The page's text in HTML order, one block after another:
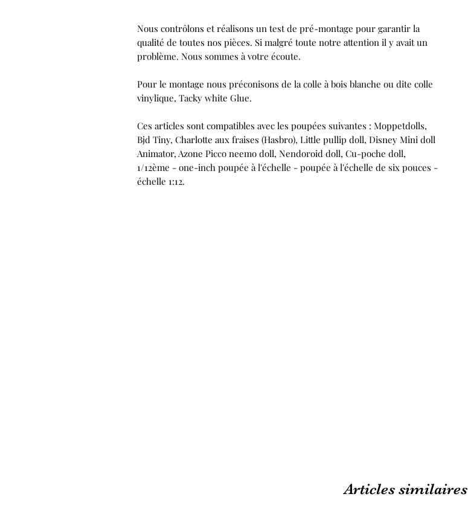
Nous contrôlons et réalisons un test de pré-montage pour garantir la
qualité de toutes nos pièces. Si malgré toute notre attention il y avait un
problème. Nous sommes à votre écoute.
Pour le montage nous préconisons de la colle à bois blanche ou dite colle
vinylique, Tacky white Glue.
Ces articles sont compatibles avec les poupées suivantes : Moppetdolls,
Bjd Tiny, Charlotte aux fraises (Hasbro), Little pullip doll, Disney Mini doll
Animator, Azone Picco neemo doll, Nendoroid doll, Cu-poche doll,
1/12ème - one-inch poupée à l'échelle - poupée à l'échelle de six pouces -
échelle 1:12.
Articles similaires